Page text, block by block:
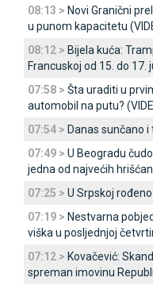
08:13 > Novi Granični
u punom kapacitetu
08:12 > Bijela kuća:
Francuskoj od 15. do 17.
07:58 > Šta uraditi u
automobil na putu?
07:54 > Danas sunčano
07:49 > U Beogradu
jedna od najvećih
07:25 > U Srpskoj
07:19 > Nestvarna
viška u posljednjoj
07:12 > Kovačević:
spreman imovinu